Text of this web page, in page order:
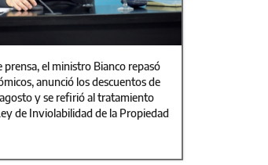
prensa, el ministro Bianco repasó
anunció los descuentos de
y se refirió al tratamiento
de Inviolabilidad de la Propiedad